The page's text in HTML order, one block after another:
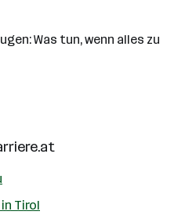
Was tun, wenn alles zu
Tirol